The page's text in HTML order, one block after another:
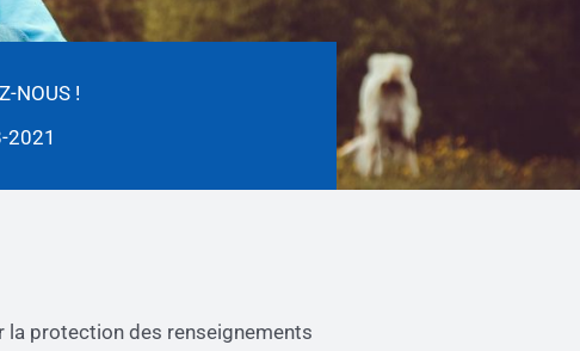
NOUS !
2021
la protection des renseignements